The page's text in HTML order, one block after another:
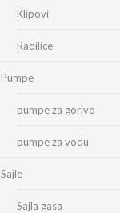
Klipovi
Radilice
Pumpe
pumpe za gorivo
pumpe za vodu
Sajle
Sajla gasa